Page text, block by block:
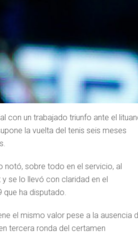
con un trabajado triunfo ante el
la vuelta del tenis seis meses
notó, sobre todo en el servicio, al
se lo llevó con claridad en el
que ha disputado.
el mismo valor pese a la ausencia
tercera ronda del certamen